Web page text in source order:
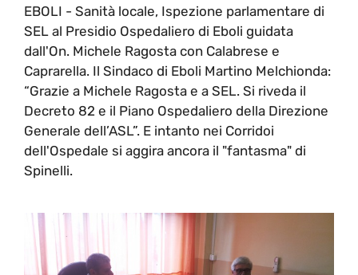
EBOLI - Sanità locale, Ispezione parlamentare di
SEL al Presidio Ospedaliero di Eboli guidata
dall'On. Michele Ragosta con Calabrese e
Caprarella. Il Sindaco di Eboli Martino Melchionda:
“Grazie a Michele Ragosta e a SEL. Si riveda il
Decreto 82 e il Piano Ospedaliero della Direzione
Generale dell’ASL”. E intanto nei Corridoi
dell'Ospedale si aggira ancora il "fantasma" di
Spinelli.